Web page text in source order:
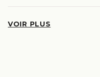
VOIR PLUS